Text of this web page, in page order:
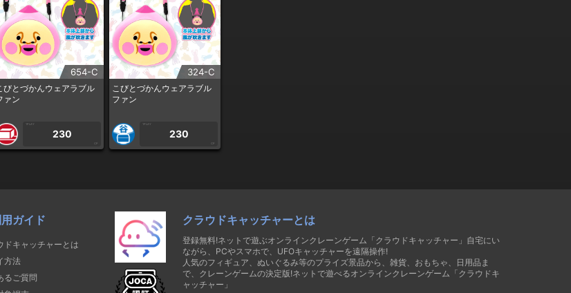
654-C
びとづかんウェアラブル
ァン
1PLAY
230
CP
324-C
こびとづかんウェアラブル
ファン
1PLAY
230
CP
ガイド
ドキャッチャーとは
方法
るご質問
クラウドキャッチャーとは
登録無料!ネットで遊ぶオンラインクレーンゲーム「クラウドキャッチャー」自宅にい
ながら、PCやスマホで、UFOキャッチャーを遠隔操作!
人気のフィギュア、ぬいぐるみ等のプライズ景品から、雑貨、おもちゃ、日用品ま
で、クレーンゲームの決定版!ネットで遊べるオンラインクレーンゲーム「クラウドキ
ャッチャー」